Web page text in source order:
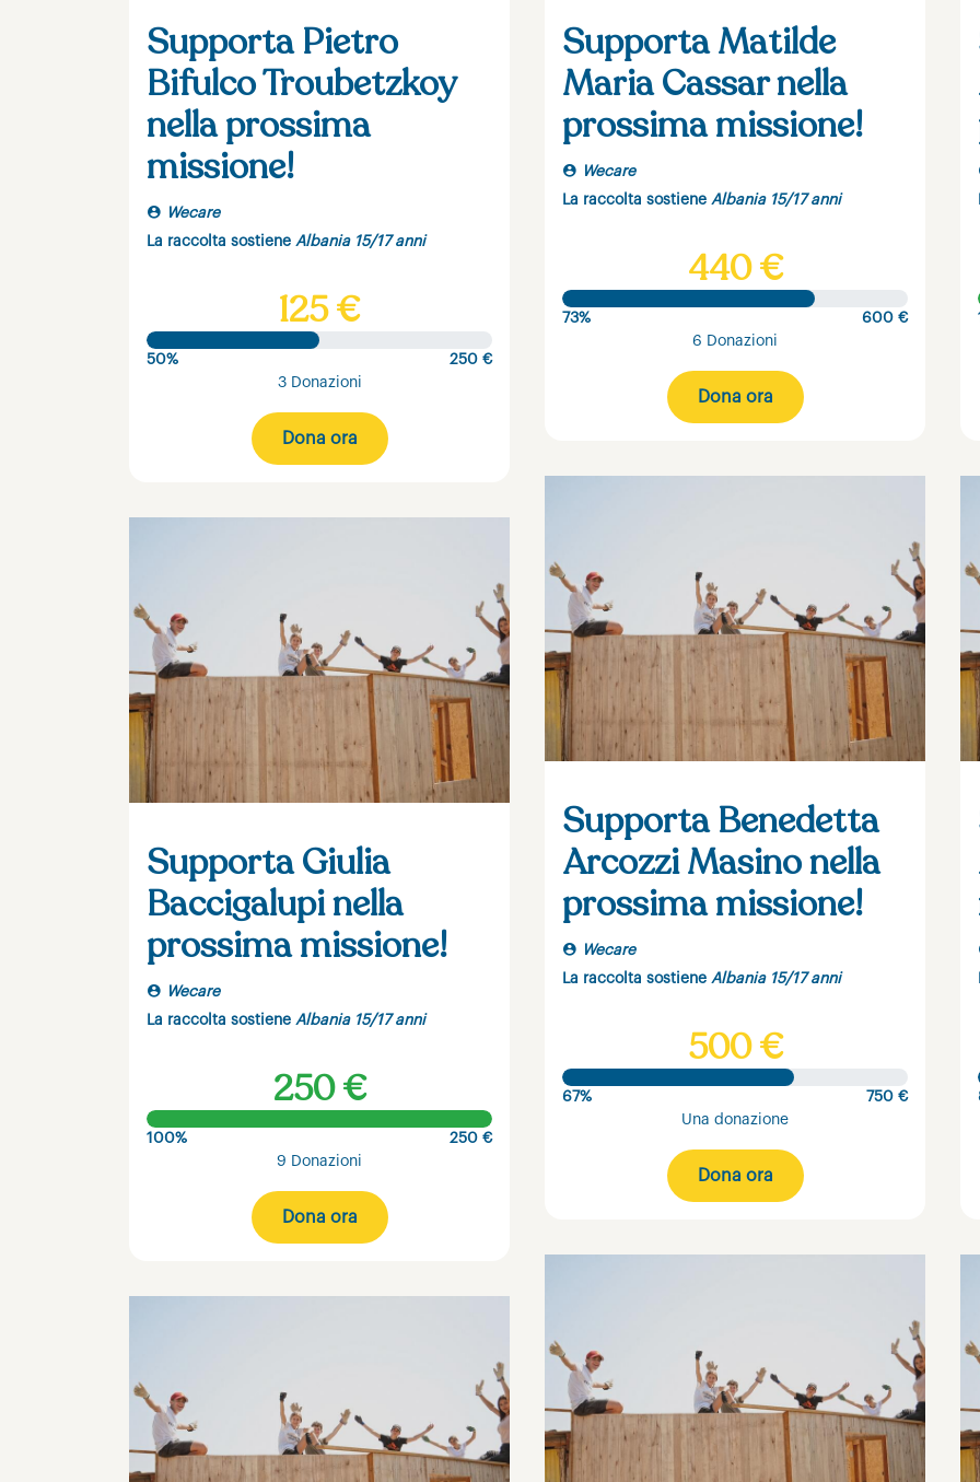
Supporta Pietro
Bifulco Troubetzkoy
nella prossima
missione!
Wecare
La raccolta sostiene Albania 15/17 anni
125 €
50%
250 €
3 Donazioni
Dona ora
Supporta Matilde
Maria Cassar nella
prossima missione!
Wecare
La raccolta sostiene Albania 15/17 anni
440 €
73%
600 €
6 Donazioni
Dona ora
Supporta Benedetta
Arcozzi Masino nella
prossima missione!
Wecare
La raccolta sostiene Albania 15/17 anni
500 €
67%
750 €
Una donazione
Dona ora
Supporta Giulia
Baccigalupi nella
prossima missione!
Wecare
La raccolta sostiene Albania 15/17 anni
250 €
100%
250 €
9 Donazioni
Dona ora